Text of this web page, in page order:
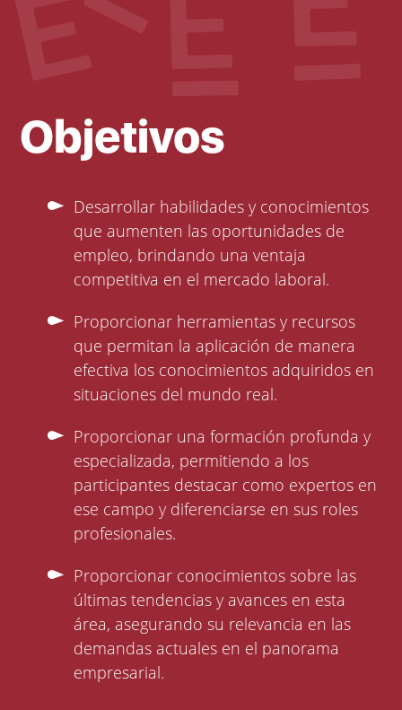
Objetivos
Desarrollar habilidades y conocimientos
que aumenten las oportunidades de
empleo, brindando una ventaja
competitiva en el mercado laboral.
Proporcionar herramientas y recursos
que permitan la aplicación de manera
efectiva los conocimientos adquiridos en
situaciones del mundo real.
Proporcionar una formación profunda y
especializada, permitiendo a los
participantes destacar como expertos en
ese campo y diferenciarse en sus roles
profesionales.
Proporcionar conocimientos sobre las
últimas tendencias y avances en esta
área, asegurando su relevancia en las
demandas actuales en el panorama
empresarial.